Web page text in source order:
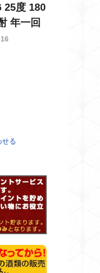
25度 180
年一回
る